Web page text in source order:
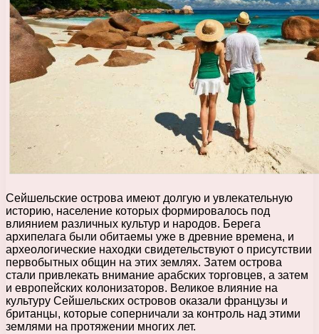
Сейшельские острова имеют долгую и увлекательную
историю, население которых формировалось под
влиянием различных культур и народов. Берега
архипелага были обитаемы уже в древние времена, и
археологические находки свидетельствуют о присутствии
первобытных общин на этих землях. Затем острова
стали привлекать внимание арабских торговцев, а затем
и европейских колонизаторов. Великое влияние на
культуру Сейшельских островов оказали французы и
британцы, которые соперничали за контроль над этими
землями на протяжении многих лет.